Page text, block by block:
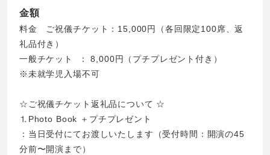
金額
料金 ご祝儀チケット：15,000円（各回限定100席、返
礼品付き）
一般チケット ： 8,000円（プチプレゼント付き）
※未就学児入場不可
☆ご祝儀チケット返礼品について ☆
⒈Photo Book ＋プチプレゼント
：当日受付にてお渡しいたします（受付時間：開演の45
分前〜開演まで）